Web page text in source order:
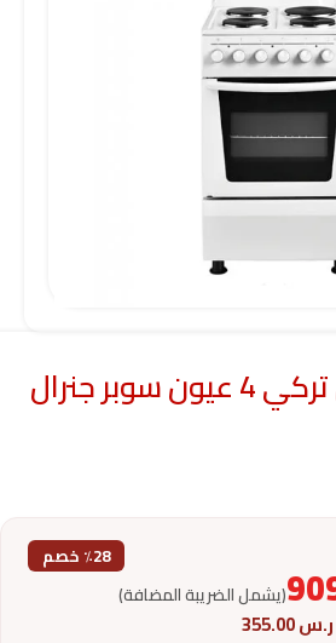
فرن كهربائي تركي 4 عيون سوبر جنرال
٪28 خصم
(يشمل الضريبة المضافة)
ر.س